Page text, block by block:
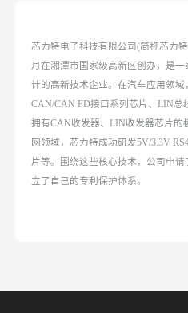
芯力特电子科技有限公司(简称芯力
月在湘潭市国家级高新区创办，是
计的高新技术企业。在汽车应用领
CAN/CAN FD接口系列芯片、LIN总
拥有CAN收发器、LIN收发器芯片的
网领域，芯力特成功研发5V/3.3V
片等。围绕这些核心技术，公司申
立了自己的专利保护体系。